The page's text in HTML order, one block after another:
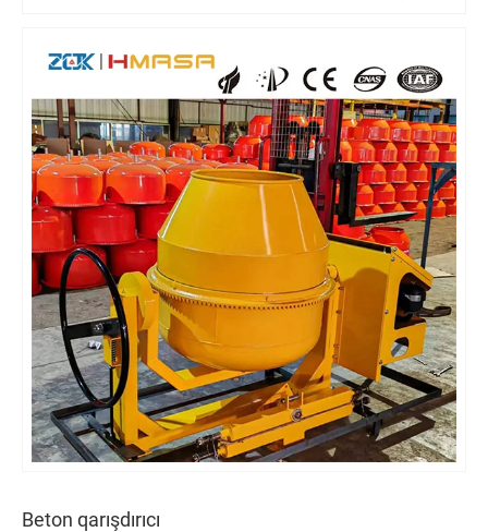
Beton qarışdırıcı